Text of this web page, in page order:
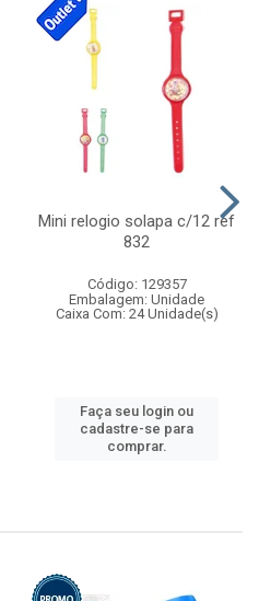
Mini relogio solapa c/12 ref
832
Código: 129357
Embalagem: Unidade
Caixa Com: 24 Unidade(s)
Faça seu login ou
cadastre-se para
comprar.